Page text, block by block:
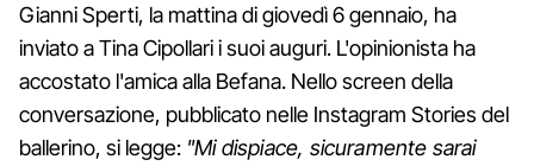
Gianni Sperti, la mattina di giovedì 6 gennaio, ha
inviato a Tina Cipollari i suoi auguri. L'opinionista ha
accostato l'amica alla Befana. Nello screen della
conversazione, pubblicato nelle Instagram Stories del
ballerino, si legge: "Mi dispiace, sicuramente sarai